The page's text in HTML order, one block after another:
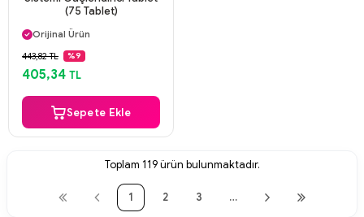
(75 Tablet)
Aynı Gün Kargo
Orijinal Ürün
Güvenli Ödeme
Aynı Gün Kargo
443,82 TL %9
405,34 TL
Sepete Ekle
Toplam 119ürün bulunmaktadır.
1 2 3 …